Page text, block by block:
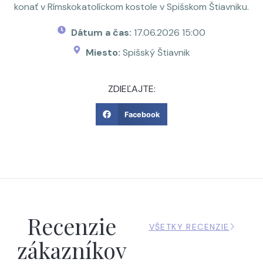
konať v Rímskokatolíckom kostole v Spišskom Štiavniku.
Dátum a čas: 17.06.2026 15:00
Miesto:Spišský Štiavnik
ZDIEĽAJTE:
Facebook
Recenzie
zákazníkov
VŠETKY RECENZIE